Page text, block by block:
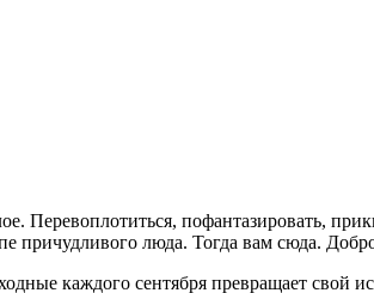
Перевоплотиться, пофантазировать,
причудливого люда. Тогда вам сюда.
каждого сентября превращает свой